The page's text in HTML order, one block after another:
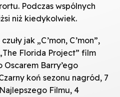
Podczas wspólnych
niż kiedykolwiek.
jak „C’mon, C’mon”,
Florida Project” film
Barry’ego
koń sezonu nagród, 7
Filmu, 4